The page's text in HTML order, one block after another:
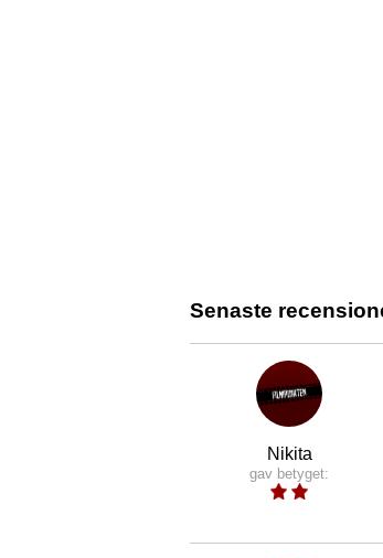
Senaste
Nikita
gav betyget: